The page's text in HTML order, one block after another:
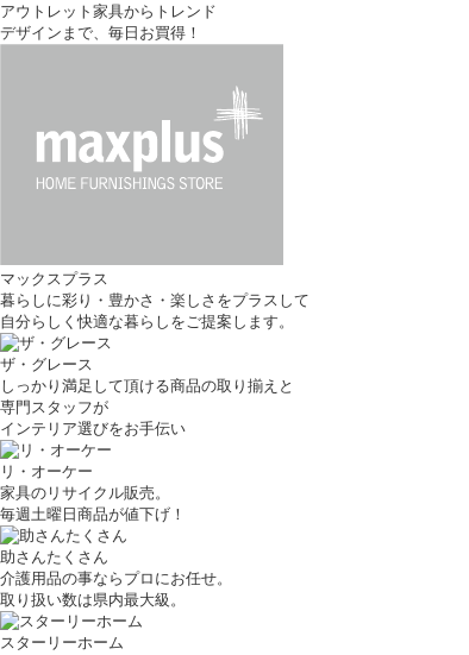
アウトレット家具からトレンド
デザインまで、毎日お買得！
マックスプラス
暮らしに彩り・豊かさ・楽しさをプラスして
自分らしく快適な暮らしをご提案します。
ザ・グレース
しっかり満足して頂ける商品の取り揃えと
専門スタッフが
インテリア選びをお手伝い
リ・オーケー
家具のリサイクル販売。
毎週土曜日商品が値下げ！
助さんたくさん
介護用品の事ならプロにお任せ。
取り扱い数は県内最大級。
スターリーホーム